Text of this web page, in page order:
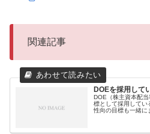
関連記事
DOEを採用して
DOE（株主資本配
標として採用してい
性向の目標も一緒に